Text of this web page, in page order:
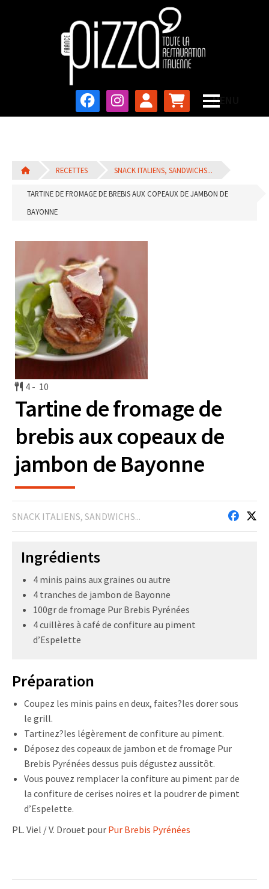
RECETTES SNACK ITALIENS, SANDWICHS...
TARTINE DE FROMAGE DE BREBIS AUX COPEAUX DE JAMBON DE
BAYONNE
4 - 10
Tartine de fromage de
brebis aux copeaux de
jambon de Bayonne
SNACK ITALIENS, SANDWICHS...
Ingrédients
4 minis pains aux graines ou autre
4 tranches de jambon de Bayonne
100gr de fromage Pur Brebis Pyrénées
4 cuillères à café de confiture au piment
d’Espelette
Préparation
Coupez les minis pains en deux, faites?les dorer sous
le grill.
Tartinez?les légèrement de confiture au piment.
Déposez des copeaux de jambon et de fromage Pur
Brebis Pyrénées dessus puis dégustez aussitôt.
Vous pouvez remplacer la confiture au piment par de
la confiture de cerises noires et la poudrer de piment
d’Espelette.
PL. Viel / V. Drouet pour Pur Brebis Pyrénées